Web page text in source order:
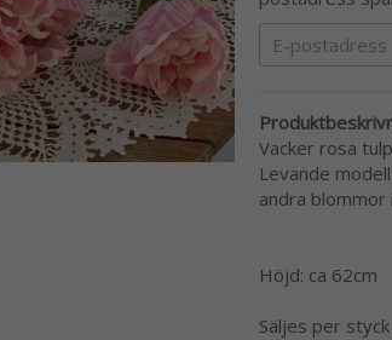
Vacker rosa
Levande
andra
Höjd: ca 62cm
Säljes per